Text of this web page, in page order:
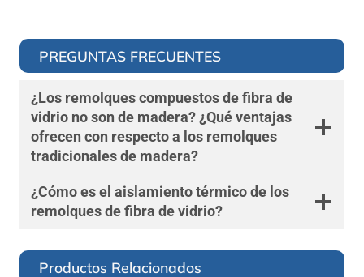
PREGUNTAS FRECUENTES
¿Los remolques compuestos de fibra de
vidrio no son de madera? ¿Qué ventajas
ofrecen con respecto a los remolques
tradicionales de madera?
¿Cómo es el aislamiento térmico de los
remolques de fibra de vidrio?
Productos Relacionados